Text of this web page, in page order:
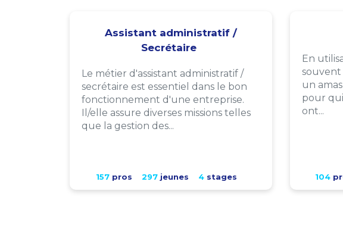
Assistant administratif /
Secrétaire
Le métier d'assistant administratif /
secrétaire est essentiel dans le bon
fonctionnement d'une entreprise.
Il/elle assure diverses missions telles
que la gestion des...
157pros 297jeunes 4stages
En
un
pour qui
ont...
104